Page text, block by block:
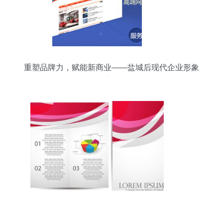
重塑品牌力，赋能新商业——盐城后现代企业形象